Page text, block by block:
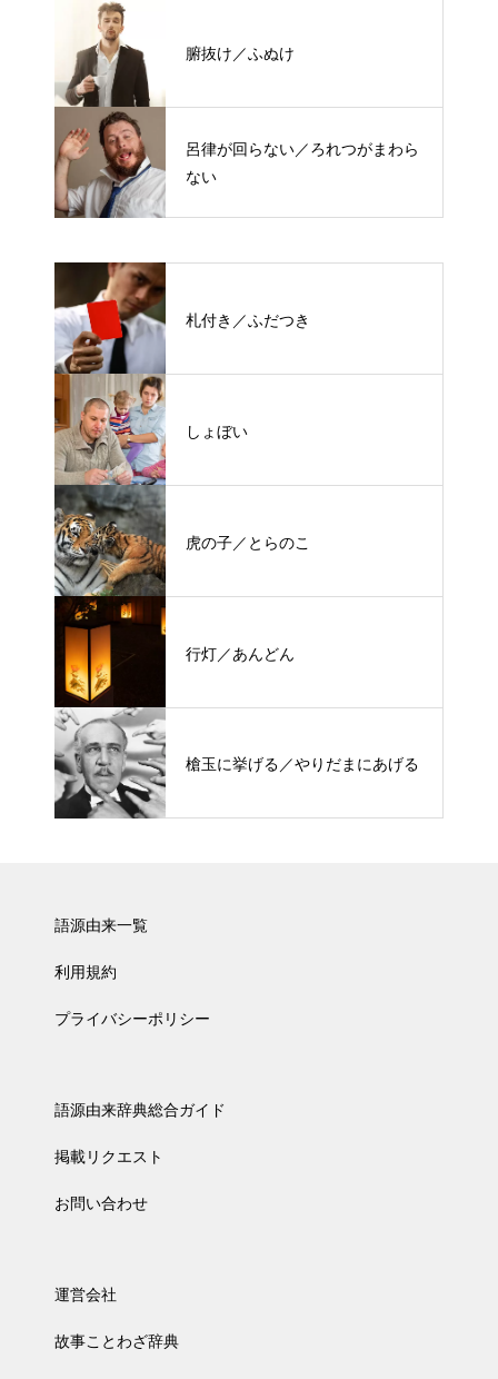
腑抜け／ふぬけ
呂律が回らない／ろれつがまわら
ない
札付き／ふだつき
しょぼい
虎の子／とらのこ
行灯／あんどん
槍玉に挙げる／やりだまにあげる
語源由来一覧
利用規約
プライバシーポリシー
語源由来辞典総合ガイド
掲載リクエスト
お問い合わせ
運営会社
故事ことわざ辞典